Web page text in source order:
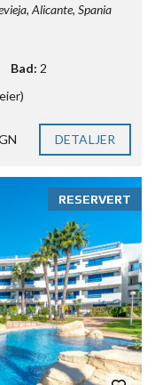
Alicante, Spania
Bad: 2
DETALJER
RESERVERT